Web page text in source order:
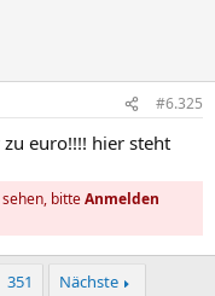
#6.325
euro!!!! hier steht
sehen, bitteAnmelden
351
Nächste